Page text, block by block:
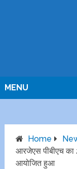
MENU
Home
आरजेएस पीबीएच का
आयोजित हुआ